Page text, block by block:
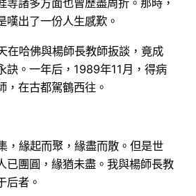
等諸多方面也曾歷盡周折。那時，
嘆出了一份人生感歎。
在哈佛與楊師長教師扳談，竟成
訣。一年后，1989年11月，得病
，在古都駕鶴西往。
，緣起而聚，緣盡而散。但是世
已團圓，緣猶未盡。我與楊師長教
后者。